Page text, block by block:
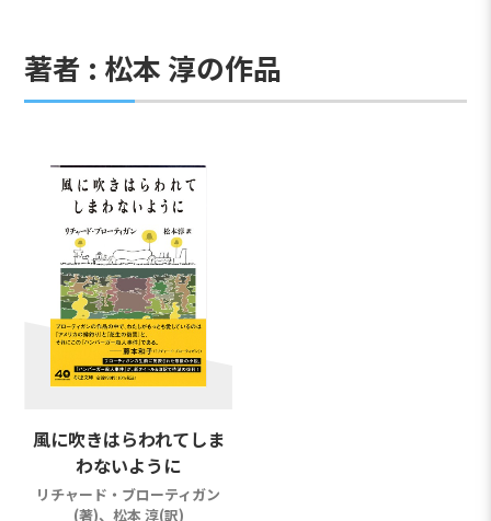
著者 : 松本 淳の作品
風に吹きはらわれてしま
わないように
リチャード・ブローティガン
(著)、松本 淳(訳)